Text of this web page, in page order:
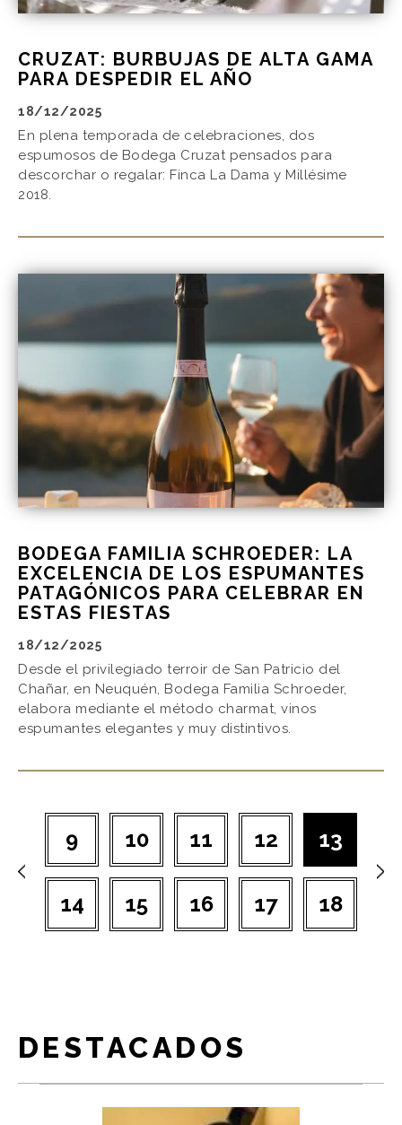
CRUZAT: BURBUJAS DE ALTA GAMA
PARA DESPEDIR EL AÑO
18/12/2025
En plena temporada de celebraciones, dos
espumosos de Bodega Cruzat pensados para
descorchar o regalar: Finca La Dama y Millésime
2018.
BODEGA FAMILIA SCHROEDER: LA
EXCELENCIA DE LOS ESPUMANTES
PATAGÓNICOS PARA CELEBRAR EN
ESTAS FIESTAS
18/12/2025
Desde el privilegiado terroir de San Patricio del
Chañar, en Neuquén, Bodega Familia Schroeder,
elabora mediante el método charmat, vinos
espumantes elegantes y muy distintivos.
9 10 11 12 13
14 15 16 17 18
DESTACADOS